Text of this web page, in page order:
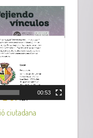
00:53
ciutadana